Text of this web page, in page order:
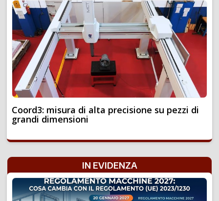
Coord3: misura di alta precisione su pezzi di
grandi dimensioni
IN EVIDENZA